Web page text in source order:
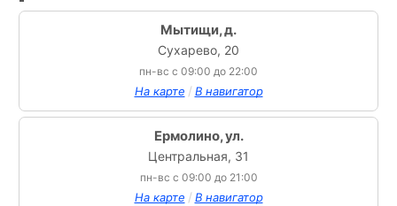
Мытищи, д.
Сухарево, 20
пн-вс с 09:00 до 22:00
На карте / В навигатор
Ермолино, ул.
Центральная, 31
пн-вс с 09:00 до 21:00
На карте / В навигатор